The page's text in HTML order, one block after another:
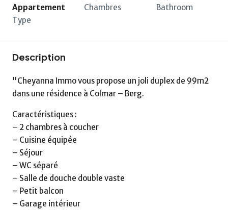
Appartement
Type
Chambres
Bathroom
Description
"Cheyanna Immo vous propose un joli duplex de 99m2
dans une résidence à Colmar – Berg.
Caractéristiques :
– 2 chambres à coucher
– Cuisine équipée
– Séjour
– WC séparé
– Salle de douche double vaste
– Petit balcon
– Garage intérieur